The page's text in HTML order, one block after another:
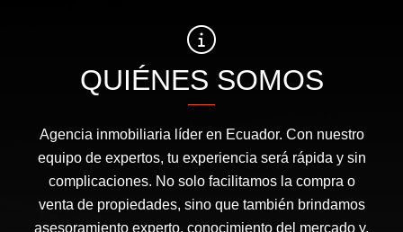
QUIÉNES SOMOS
Agencia inmobiliaria líder en Ecuador. Con nuestro
equipo de expertos, tu experiencia será rápida y sin
complicaciones. No solo facilitamos la compra o
venta de propiedades, sino que también brindamos
asesoramiento experto, conocimiento del mercado y,